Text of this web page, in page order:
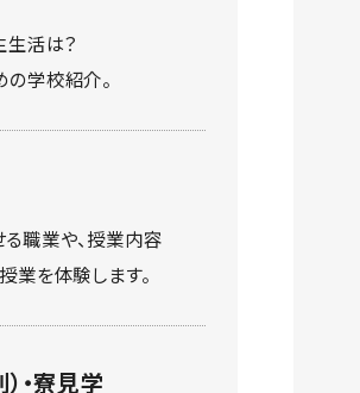
活は？
学校紹介。
職業や、授業内容
業を体験します。
・寮見学